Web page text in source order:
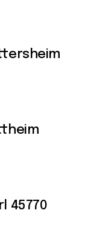
45770